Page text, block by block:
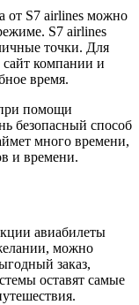
от S7 airlines можно
S7 airlines
точки. Для
компании и
время.
помощи
безопасный способ
много времени,
и времени.
авиабилеты
можно
заказ,
оставят самые